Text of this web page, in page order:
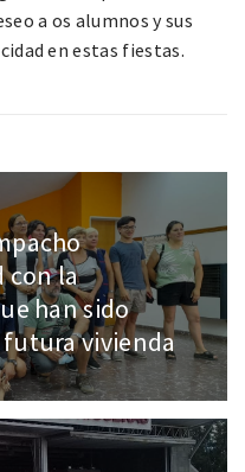
a os alumnos y sus
en estas fiestas.
con la
han sido
vivienda